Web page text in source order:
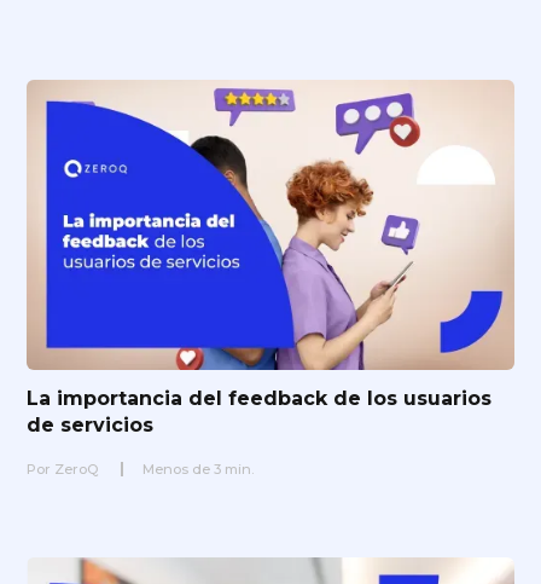
La importancia del feedback de los usuarios
de servicios
Por ZeroQ Menos de 3 min.